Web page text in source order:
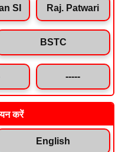
SI Raj. Patwari
BSTC
-----
करें
English